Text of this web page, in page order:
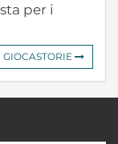
per i
GIOCASTORIE